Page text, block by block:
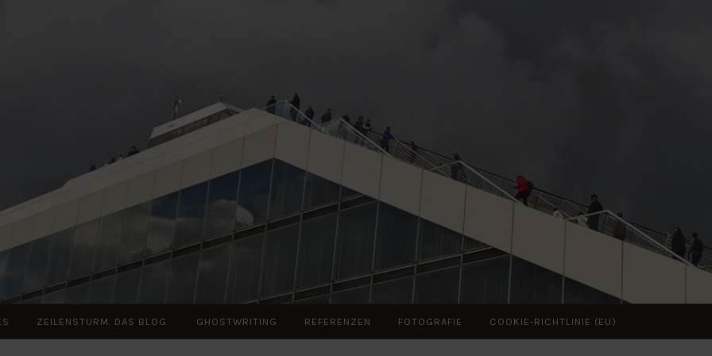
ZEILENSTURM. DAS BLOG. GHOSTWRITING REFERENZEN FOTOGRAFIE COOKIE-RICHTLINIE (EU)